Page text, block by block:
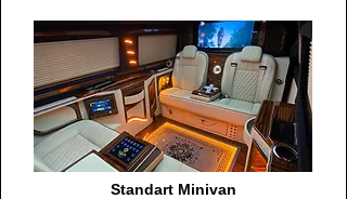
Standart Minivan